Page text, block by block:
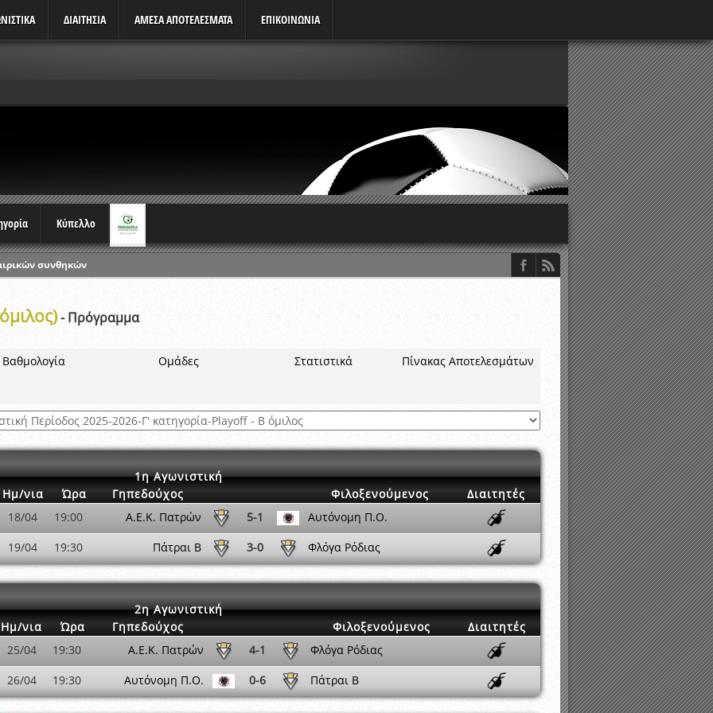
ΔΙΑΙΤΗΣΙΑ ΑΜΕΣΑ ΑΠΟΤΕΛΕΣΜΑΤΑ ΕΠΙΚΟΙΝΩΝΙΑ
Κύπελλο
συνθηκών
γραπτών εξετάσεων και αγωνιστικών δοκιμασιών διαιτητών και παρατηρητών ΕΠΣΑ
Σεμιναρίου προεπιλογής Διαιτητών και Παρατηρητών ΕΠΣΑ αγωνιστικής περιόδου 2015-2016
και Κυπέλλου 2015-2016
- Πρόγραμμα
Βαθμολογία Ομάδες Στατιστικά Πίνακας Αποτελεσμάτων
1η Αγωνιστική
Ημ/νια Ώρα Γηπεδούχος Φιλοξενούμενος
Διαιτητές
18/04 19:00 Α.Ε.Κ. Πατρών 5-1
Αυτόνομη Π.Ο.
19/04 19:30 Πάτραι Β 3-0 Φλόγα Ρόδιας
2η Αγωνιστική
Ημ/νια Ώρα Γηπεδούχος Φιλοξενούμενος
Διαιτητές
25/04 19:30 Α.Ε.Κ. Πατρών 4-1
Φλόγα Ρόδιας
26/04 19:30 Αυτόνομη Π.Ο. 0-6 Πάτραι Β